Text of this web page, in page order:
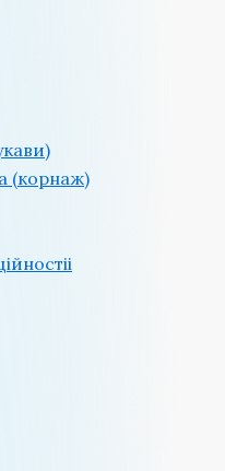
(корнаж)